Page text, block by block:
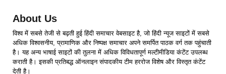
About Us
विश्व में सबसे तेजी से बढ़ती हुई हिंदी समाचार वेबसाइट है, जो हिंदी न्यूज साइटों में सबसे
अधिक विश्वसनीय, प्रामाणिक और निष्पक्ष समाचार अपने समर्पित पाठक वर्ग तक पहुंचाती
है। यह अन्य भाषाई साइटों की तुलना में अधिक विविधतापूर्ण मल्टीमीडिया कंटेंट उपलब्ध
कराती है। इसकी प्रतिबद्ध ऑनलाइन संपादकीय टीम हररोज विशेष और विस्तृत कंटेंट
देती है।